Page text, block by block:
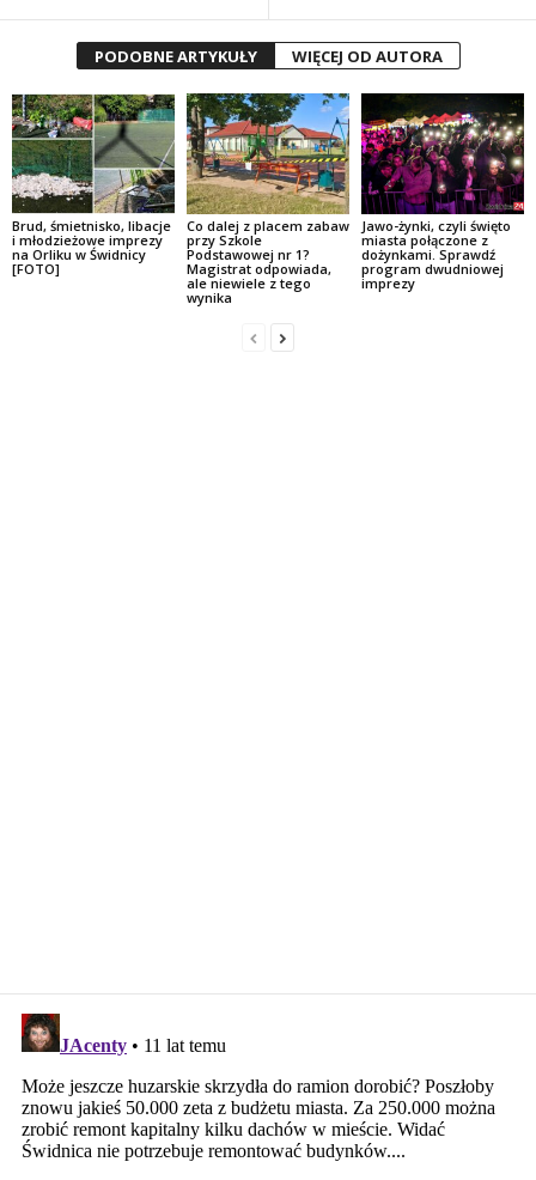
PODOBNE ARTYKUŁY WIĘCEJ OD AUTORA
Brud, śmietnisko, libacje
i młodzieżowe imprezy
na Orliku w Świdnicy
[FOTO]
Co dalej z placem zabaw
przy Szkole
Podstawowej nr 1?
Magistrat odpowiada,
ale niewiele z tego
wynika
Jawo-żynki, czyli święto
miasta połączone z
dożynkami. Sprawdź
program dwudniowej
imprezy